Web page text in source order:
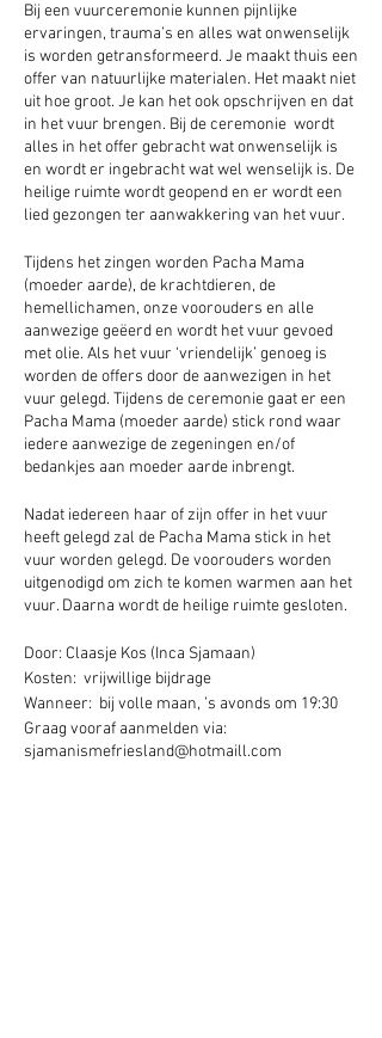
Bij een vuurceremonie kunnen pijnlijke
ervaringen, trauma’s en alles wat onwenselijk
is worden getransformeerd. Je maakt thuis een
offer van natuurlijke materialen. Het maakt niet
uit hoe groot. Je kan het ook opschrijven en dat
in het vuur brengen. Bij de ceremonie wordt
alles in het offer gebracht wat onwenselijk is
en wordt er ingebracht wat wel wenselijk is. De
heilige ruimte wordt geopend en er wordt een
lied gezongen ter aanwakkering van het vuur.
Tijdens het zingen worden Pacha Mama
(moeder aarde), de krachtdieren, de
hemellichamen, onze voorouders en alle
aanwezige geëerd en wordt het vuur gevoed
met olie. Als het vuur ‘vriendelijk’ genoeg is
worden de offers door de aanwezigen in het
vuur gelegd. Tijdens de ceremonie gaat er een
Pacha Mama (moeder aarde) stick rond waar
iedere aanwezige de zegeningen en/of
bedankjes aan moeder aarde inbrengt.
Nadat iedereen haar of zijn offer in het vuur
heeft gelegd zal de Pacha Mama stick in het
vuur worden gelegd. De voorouders worden
uitgenodigd om zich te komen warmen aan het
vuur. Daarna wordt de heilige ruimte gesloten.
Door: Claasje Kos (Inca Sjamaan)
Kosten: vrijwillige bijdrage
Wanneer: bij volle maan, ’s avonds om 19:30
Graag vooraf aanmelden via:
sjamanismefriesland@hotmaill.com